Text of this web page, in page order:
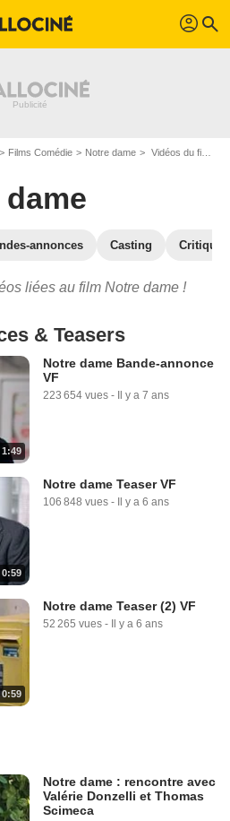
profil search
Films Comédie Notre dame Vidéos du film Notre dame
annonces Casting
liées au film Notre dame !
& Teasers
1:49
Notre dame Bande-annonce
VF
223 654 vues - Il y a 7 ans
0:59
Notre dame Teaser VF
106 848 vues - Il y a 6 ans
0:59
Notre dame Teaser (2) VF
52 265 vues - Il y a 6 ans
Notre dame : rencontre avec
Valérie Donzelli et Thomas
Scimeca